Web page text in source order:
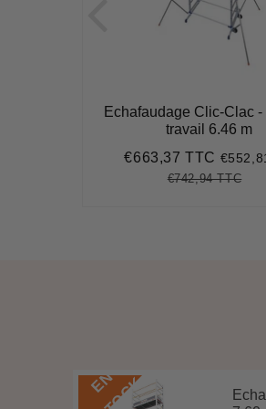
Echafaudage Clic-Clac -
travail 6.46 m
Prix
€663,37 TTC
Prix
€742,94 TTC
E
N
S
T
O
C